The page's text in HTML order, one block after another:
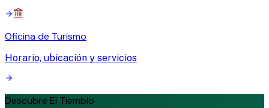
Oficina de Turismo
Horario, ubicación y servicios
Descubre El Tiemblo